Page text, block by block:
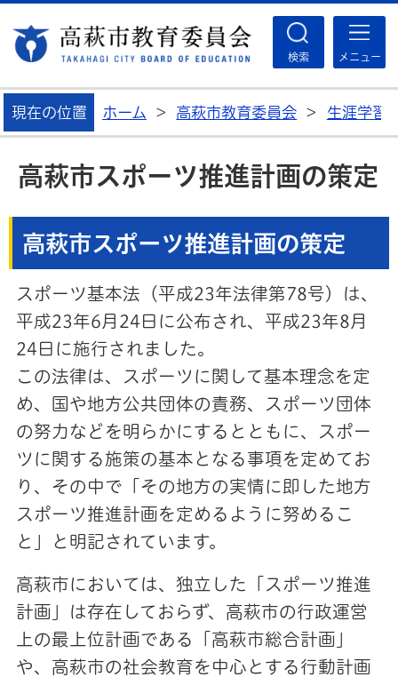
検索 メニュー
現在の位置 ホーム > 高萩市教育委員会 > 生涯学習
高萩市スポーツ推進計画の策定
高萩市スポーツ推進計画の策定
スポーツ基本法（平成23年法律第78号）は、
平成23年6月24日に公布され、平成23年8月
24日に施行されました。
この法律は、スポーツに関して基本理念を定
め、国や地方公共団体の責務、スポーツ団体
の努力などを明らかにするとともに、スポー
ツに関する施策の基本となる事項を定めてお
り、その中で「その地方の実情に即した地方
スポーツ推進計画を定めるように努めるこ
と」と明記されています。
高萩市においては、独立した「スポーツ推進
計画」は存在しておらず、高萩市の行政運営
上の最上位計画である「高萩市総合計画」
や、高萩市の社会教育を中心とする行動計画